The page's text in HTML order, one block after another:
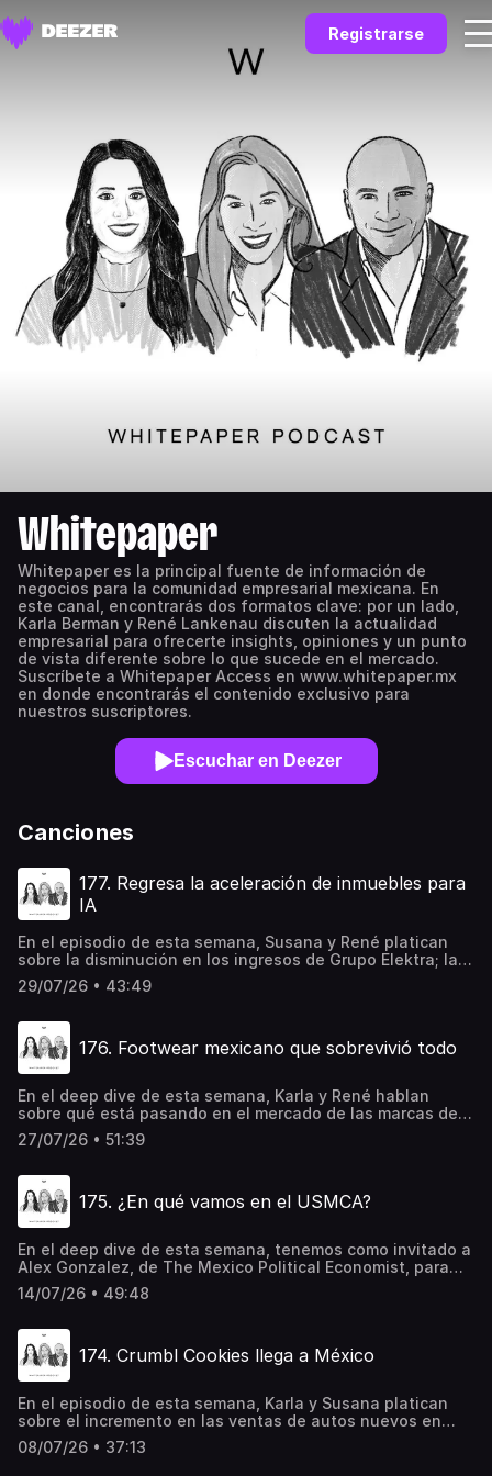
Registrarse
Whitepaper
Whitepaper es la principal fuente de información de
negocios para la comunidad empresarial mexicana. En
este canal, encontrarás dos formatos clave: por un lado,
Karla Berman y René Lankenau discuten la actualidad
empresarial para ofrecerte insights, opiniones y un punto
de vista diferente sobre lo que sucede en el mercado.
Suscríbete a Whitepaper Access en www.whitepaper.mx
en donde encontrarás el contenido exclusivo para
nuestros suscriptores.
Escuchar en Deezer
Canciones
177. Regresa la aceleración de inmuebles para
IA
En el episodio de esta semana, Susana y René platican
sobre la disminución en los ingresos de Grupo Elektra; la
venta secundaria de acciones de Revolut; los resultados
de Moncler; el repunte en la construcción de
el Tour de France.
29/07/26 • 43:49
176. Footwear mexicano que sobrevivió todo
En el deep dive de esta semana, Karla y René hablan
sobre qué está pasando en el mercado de las marcas de
tenis, un segmento que durante años —e incluso hasta
hace poco— estuvo dominado por una sola
thriller and psychological mystery from one of our
greatest living crime writers (Dublin Murder Squad series
Book 1) The Likeness (Dublin Murder Squad, Book 2)The
27/07/26 • 51:39
175. ¿En qué vamos en el USMCA?
En el deep dive de esta semana, tenemos como invitado a
Alex Gonzalez, de The Mexico Political Economist, para
platicar sobre la situación actual del United States–
Mexico–Canada Agreement (USMCA/T-MEC) y las
México y la región.Aeroméxico es la aerolínea más
puntual del mundo por segundo año consecutivo, de
acuerdo con CIRIUM. Conoce más
Economist
14/07/26 • 49:48
174. Crumbl Cookies llega a México
En el episodio de esta semana, Karla y Susana platican
sobre el incremento en las ventas de autos nuevos en
México; el modelo de negocio de la Thermomix; la llegada
de Crumbl Cookies a México; y la adquisición de Círculo de
08/07/26 • 37:13